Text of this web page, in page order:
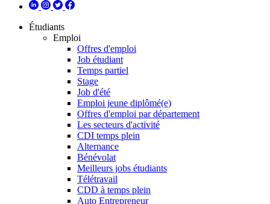
Étudiants
Emploi
Offres d'emploi
Job étudiant
Temps partiel
Stage
Job d'été
Emploi jeune diplômé(e)
Offres d'emploi par département
Les secteurs d'activité
CDI temps plein
Alternance
Bénévolat
Meilleurs jobs étudiants
Télétravail
CDD à temps plein
Auto Entrepreneur